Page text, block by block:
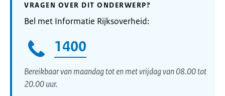
VRAGEN OVER DIT ONDERWERP?
Bel met Informatie Rijksoverheid:
1400
Bereikbaar van maandag tot en met vrijdag van 08.00 tot
20.00 uur.